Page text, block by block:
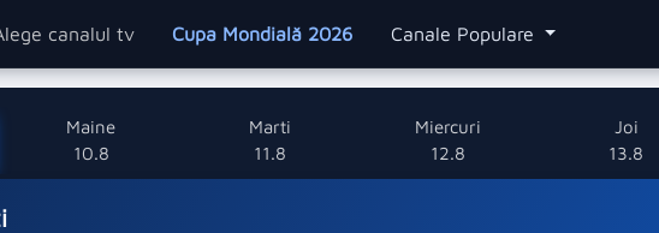
canalul tv Cupa Mondială 2026 Canale Populare
Maine
10.8
Marti
11.8
Miercuri
12.8
Joi
13.8